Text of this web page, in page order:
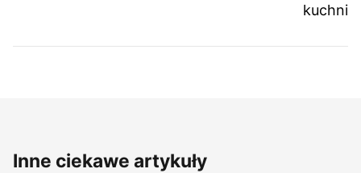
kuchni
Inne ciekawe artykuły